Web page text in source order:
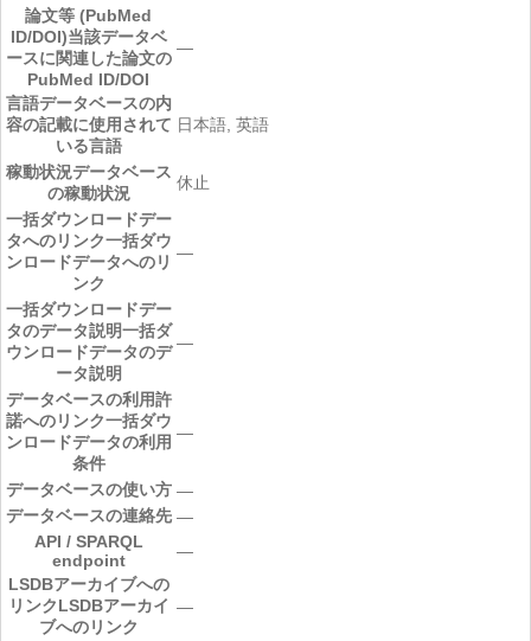
論文等 (PubMed
ID/DOI)当該データベ
ースに関連した論文の
PubMed ID/DOI
―
言語データベースの内
容の記載に使用されて
いる言語
日本語, 英語
稼動状況データベース
の稼動状況
休止
一括ダウンロードデー
タへのリンク一括ダウ
ンロードデータへのリ
ンク
―
一括ダウンロードデー
タのデータ説明一括ダ
ウンロードデータのデ
ータ説明
―
データベースの利用許
諾へのリンク一括ダウ
ンロードデータの利用
条件
―
データベースの使い方 ―
データベースの連絡先 ―
API / SPARQL
endpoint
―
LSDBアーカイブへの
リンクLSDBアーカイ
ブへのリンク
―